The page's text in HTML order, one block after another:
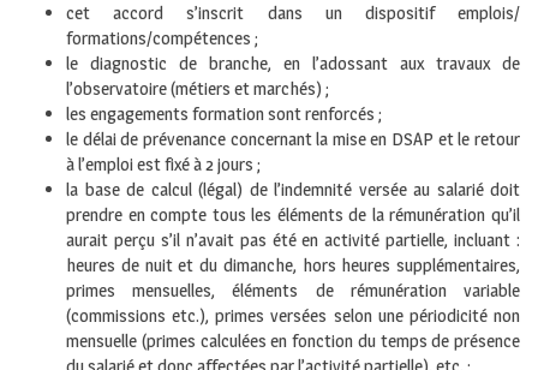
cet accord s’inscrit dans un dispositif emplois/
formations/compétences ;
le diagnostic de branche, en l’adossant aux travaux de
l’observatoire (métiers et marchés) ;
les engagements formation sont renforcés ;
le délai de prévenance concernant la mise en DSAP et le retour
à l’emploi est fixé à 2 jours ;
la base de calcul (légal) de l’indemnité versée au salarié doit
prendre en compte tous les éléments de la rémunération qu’il
aurait perçu s’il n’avait pas été en activité partielle, incluant :
heures de nuit et du dimanche, hors heures supplémentaires,
primes mensuelles, éléments de rémunération variable
(commissions etc.), primes versées selon une périodicité non
mensuelle (primes calculées en fonction du temps de présence